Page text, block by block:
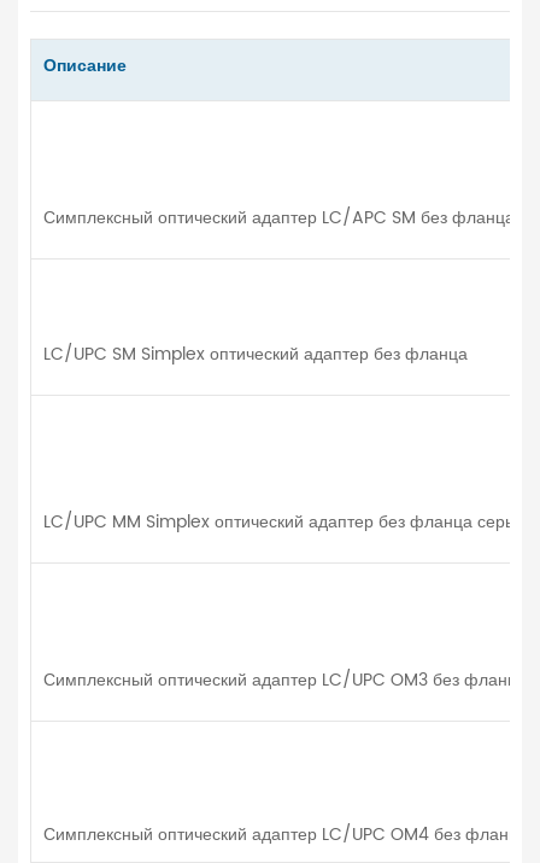
Описание
Симплексный оптический адаптер LC/APC SM без фланца
LC/UPC SM Simplex оптический адаптер без фланца
LC/UPC MM Simplex оптический адаптер без фланца серый
Симплексный оптический адаптер LC/UPC OM3 без фланца
Симплексный оптический адаптер LC/UPC OM4 без фланца